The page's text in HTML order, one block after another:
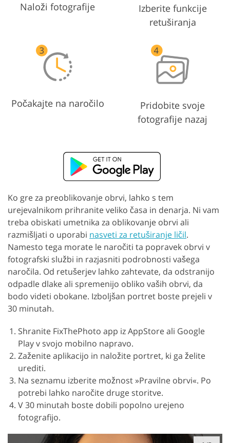
Naloži fotografije
Izberite funkcije
retuširanja
Počakajte na naročilo
Pridobite svoje
fotografije nazaj
Ko gre za preoblikovanje obrvi, lahko s tem
urejevalnikom prihranite veliko časa in denarja. Ni vam
treba obiskati umetnika za oblikovanje obrvi ali
razmišljati o uporabi nasveti za retuširanje ličil.
Namesto tega morate le naročiti ta popravek obrvi v
fotografski službi in razjasniti podrobnosti vašega
naročila. Od retušerjev lahko zahtevate, da odstranijo
odpadle dlake ali spremenijo obliko vaših obrvi, da
bodo videti obokane. Izboljšan portret boste prejeli v
30 minutah.
Shranite FixThePhoto app iz AppStore ali Google
Play v svojo mobilno napravo.
Zaženite aplikacijo in naložite portret, ki ga želite
urediti.
Na seznamu izberite možnost »Pravilne obrvi«. Po
potrebi lahko naročite druge storitve.
V 30 minutah boste dobili popolno urejeno
fotografijo.